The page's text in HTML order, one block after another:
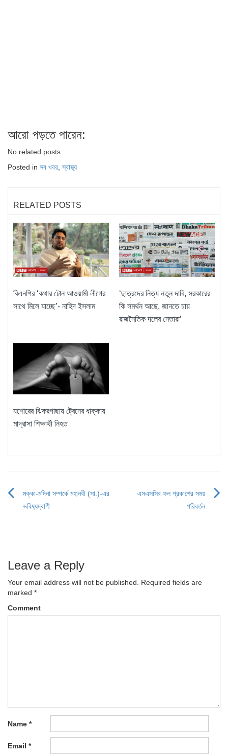
আরো পড়তে পারেন:
No related posts.
Posted in সব খবর ,স্বাস্থ্য
RELATED POSTS
বিএনপির ‘কথার টোন আওয়ামী লীগের
সাথে মিলে যাচ্ছে’- নাহিদ ইসলাম
‘ছাত্রদের নিত্য নতুন দাবি, সরকারের
কি সমর্থন আছে, জানতে চায়
রাজনৈতিক দলের নেতারা’
যশোরের ঝিকরগাছায় ট্রেনের ধাক্কায়
মাদ্রাসা শিক্ষার্থী নিহত
Post
মক্কা-মদিনা সম্পর্কে মহানবী (সা.)-এর
ভবিষ্যদ্বাণী
এসএসসির ফল প্রকাশের সময়
পরিবর্তন
Leave a Reply
Your email address will not be published.
Required fields are
marked *
Comment
Name *
Email *